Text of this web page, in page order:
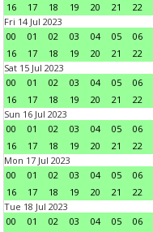
16
17 18 19 20 21 22
Fri 14 Jul 2023
00
01 02 03 04 05 06
16
17 18 19 20 21 22
Sat 15 Jul 2023
00
01 02 03 04 05 06
16
17 18 19 20 21 22
Sun 16 Jul 2023
00
01 02 03 04 05 06
16
17 18 19 20 21 22
Mon 17 Jul 2023
00
01 02 03 04 05 06
16
17 18 19 20 21 22
Tue 18 Jul 2023
00
01 02 03 04 05 06